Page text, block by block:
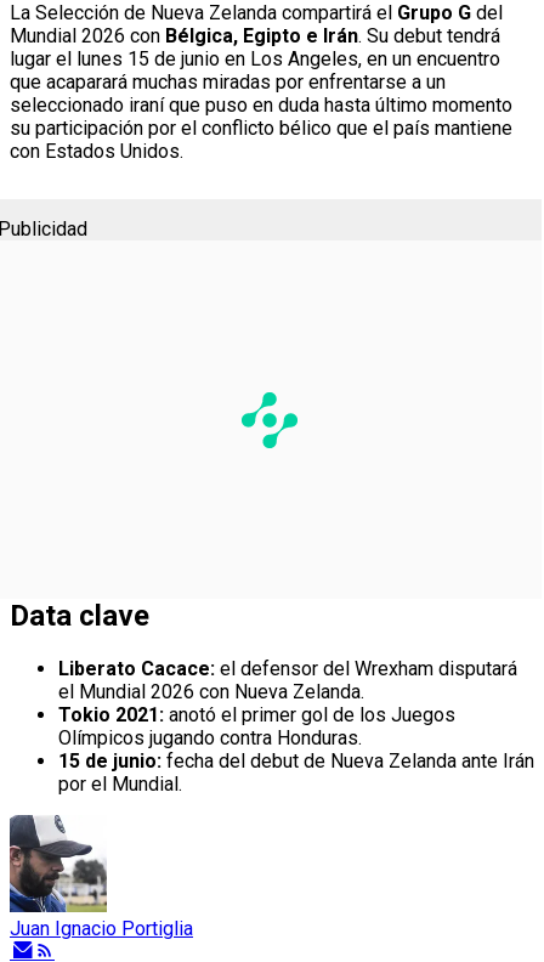
La Selección de Nueva Zelanda compartirá el Grupo G del
Mundial 2026 con Bélgica, Egipto e Irán. Su debut tendrá
lugar el lunes 15 de junio en Los Angeles, en un encuentro
que acaparará muchas miradas por enfrentarse a un
seleccionado iraní que puso en duda hasta último momento
su participación por el conflicto bélico que el país mantiene
con Estados Unidos.
Data clave
Liberato Cacace: el defensor del Wrexham disputará
el Mundial 2026 con Nueva Zelanda.
Tokio 2021: anotó el primer gol de los Juegos
Olímpicos jugando contra Honduras.
15 de junio: fecha del debut de Nueva Zelanda ante Irán
por el Mundial.
Juan Ignacio Portiglia